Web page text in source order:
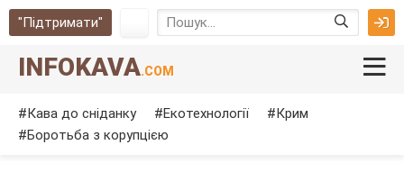
"Підтримати"
INFOKAVA.COM
Кава до сніданку Екотехнології
Крим
Боротьба з корупцією